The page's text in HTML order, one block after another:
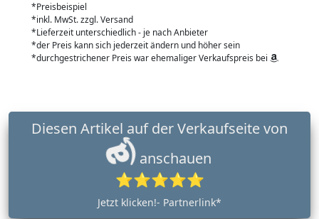
*Preisbeispiel
*inkl. MwSt. zzgl. Versand
*Lieferzeit unterschiedlich - je nach Anbieter
*der Preis kann sich jederzeit ändern und höher sein
*durchgestrichener Preis war ehemaliger Verkaufspreis bei
anschauen
⭐⭐⭐⭐⭐
Jetzt klicken!- Partnerlink*